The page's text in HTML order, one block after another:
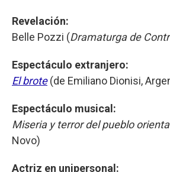
Revelación:
Belle Pozzi (Dramaturga de
Espectáculo extranjero:
El brote (de Emiliano Dionisi,
Espectáculo musical:
Miseria y terror del pueblo
Novo)
Actriz en unipersonal: